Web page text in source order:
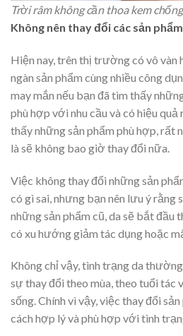
Trời râm không cần thoa kem
Không nên thay đổi các sản
Hiện nay, trên thị trường có vô vàn
ngàn sản phẩm cùng nhiều công
may mắn nếu bạn đã tìm thấy
phù hợp với nhu cầu và có hiệu
thấy những sản phẩm phù hợp, rất
là sẽ không bao giờ thay đổi nữa.
Việc không thay đổi những sản
có gì sai, nhưng bạn nên lưu ý rằng
những sản phẩm cũ, da sẽ bắt đầu
có xu hướng giảm tác dụng hoặc
Không chỉ vậy, tình trạng da
sự thay đổi theo mùa, theo tuổi tác
sống. Chính vì vậy, việc thay đổi
cách hợp lý và phù hợp với tình